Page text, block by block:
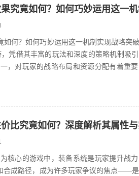
如何？如何巧妙运用这一机制实现战略
，对玩家的战略布局和资源分配有着重要
核心的游戏中，装备系统是玩家提升战
合成路径，成为许多玩家争议的焦点——